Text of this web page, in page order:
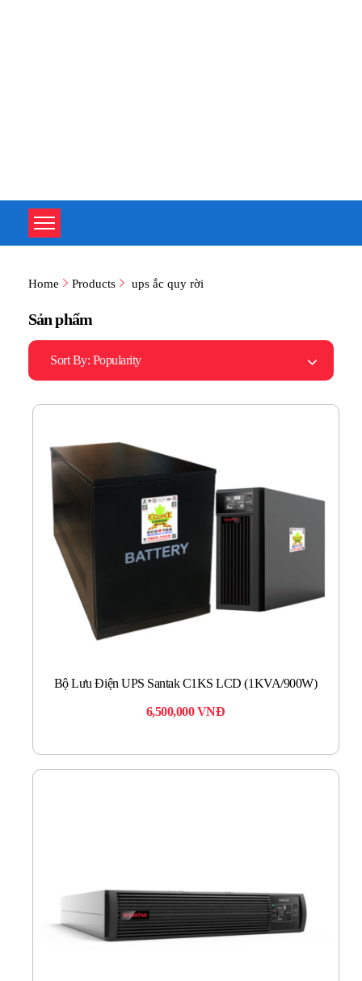
Home Products ups ắc quy rời
Sản phẩm
Sort By: Popularity
Bộ Lưu Điện UPS Santak C1KS LCD (1KVA/900W)
6,500,000VNĐ